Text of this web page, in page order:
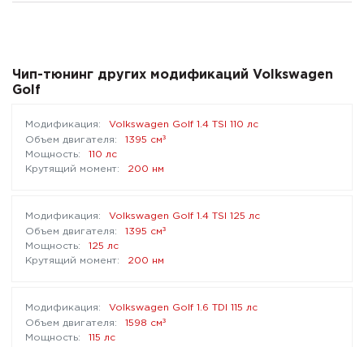
Чип-тюнинг других модификаций Volkswagen
Golf
Volkswagen Golf 1.4 TSI 110 лс
1395 см³
110 лс
200 нм
Volkswagen Golf 1.4 TSI 125 лс
1395 см³
125 лс
200 нм
Volkswagen Golf 1.6 TDI 115 лс
1598 см³
115 лс